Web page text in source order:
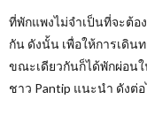
ที่พักแพงไม่จำเป็นที่จะต้
กัน ดังนั้น เพื่อให้การเดิน
ขณะเดียวกันก็ได้พักผ่อน
ชาว Pantip แนะนำ ดังต่